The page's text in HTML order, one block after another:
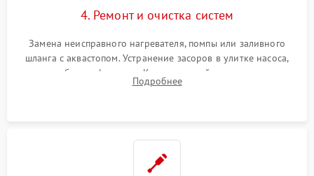
4. Ремонт и очистка систем
Замена неисправного нагревателя, помпы или заливного
шланга с аквастопом. Устранение засоров в улитке насоса,
патрубках и фильтрах. Компонентный ремонт платы
управления, восстановление поврежденной проводки.
Подробнее